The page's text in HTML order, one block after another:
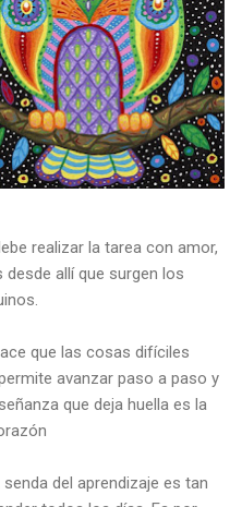
realizar la tarea con amor,
allí que surgen los
que las cosas difíciles
avanzar paso a paso y
que deja huella es la
del aprendizaje es tan